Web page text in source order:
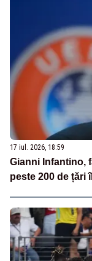
17 iul. 2026, 18:59
Gianni Infantino,
peste 200 de țări